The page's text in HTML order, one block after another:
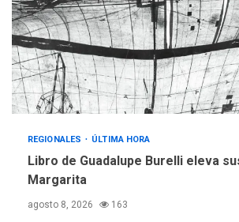
3
operativa con
vehicular de 60
adquiridas en
gestión
4
REGIONALES
«Juan Bautista
la altura de
REGIONALES ÚLTIMA HORA
Libro de Guadalupe Burelli eleva
Margarita
agosto 8, 2026 163